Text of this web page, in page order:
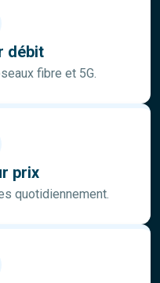
débit
fibre et 5G.
prix
quotidiennement.